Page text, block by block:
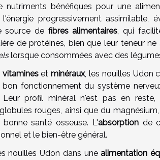
nutriments bénéfiques pour une
progressivement
source de fibres alimentaires, qui
de protéines, bien que leur teneur
lorsque consommées avec des
vitaminesetminéraux, les nouilles Udon
bon fonctionnement du système
Leur profil minéral n'est pas en
rouges, ainsi que du
santé osseuse. L'absorptionde
et le bien-être général.
nouilles Udon dans une alimentation